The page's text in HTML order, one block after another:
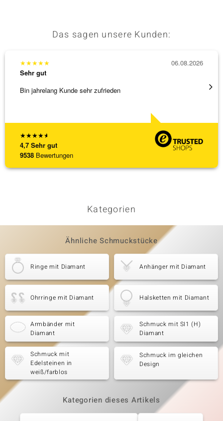
Das sagen unsere Kunden:
★★★★★
4,7 Sehr gut
9538 Bewertungen
★★★★★
Sehr gut
Bin jahrelang Kunde sehr zufrieden
06.08.2026
Kategorien
Ähnliche Schmuckstücke
Ringe mit Diamant Anhänger mit Diamant
Ohrringe mit Diamant Halsketten mit Diamant
Armbänder mit
Diamant
Schmuck mit SI1 (H)
Diamant
Schmuck mit
Edelsteinen in
weiß/farblos
Schmuck im gleichen
Design
Kategorien dieses Artikels